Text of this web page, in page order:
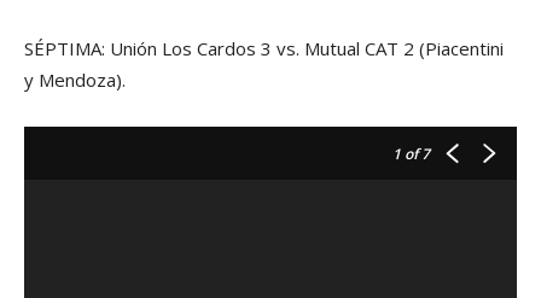
SÉPTIMA: Unión Los Cardos 3 vs. Mutual CAT 2 (Piacentini
y Mendoza).
1 of 7